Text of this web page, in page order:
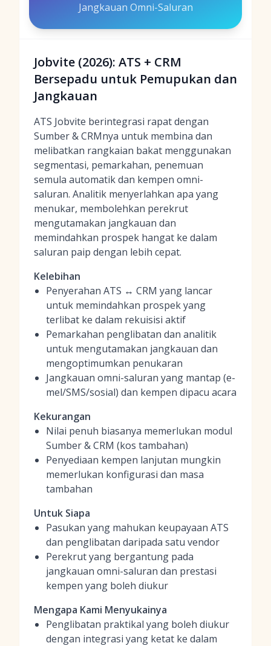
Jangkauan Omni-Saluran
Jobvite (2026): ATS + CRM
Bersepadu untuk Pemupukan dan
Jangkauan
ATS Jobvite berintegrasi rapat dengan
Sumber & CRMnya untuk membina dan
melibatkan rangkaian bakat menggunakan
segmentasi, pemarkahan, penemuan
semula automatik dan kempen omni-
saluran. Analitik menyerlahkan apa yang
menukar, membolehkan perekrut
mengutamakan jangkauan dan
memindahkan prospek hangat ke dalam
saluran paip dengan lebih cepat.
Kelebihan
Penyerahan ATS ↔ CRM yang lancar
untuk memindahkan prospek yang
terlibat ke dalam rekuisisi aktif
Pemarkahan penglibatan dan analitik
untuk mengutamakan jangkauan dan
mengoptimumkan penukaran
Jangkauan omni-saluran yang mantap (e-
mel/SMS/sosial) dan kempen dipacu acara
Kekurangan
Nilai penuh biasanya memerlukan modul
Sumber & CRM (kos tambahan)
Penyediaan kempen lanjutan mungkin
memerlukan konfigurasi dan masa
tambahan
Untuk Siapa
Pasukan yang mahukan keupayaan ATS
dan penglibatan daripada satu vendor
Perekrut yang bergantung pada
jangkauan omni-saluran dan prestasi
kempen yang boleh diukur
Mengapa Kami Menyukainya
Penglibatan praktikal yang boleh diukur
dengan integrasi yang ketat ke dalam